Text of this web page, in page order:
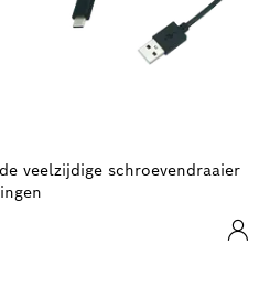
veelzijdige schroevendraaier